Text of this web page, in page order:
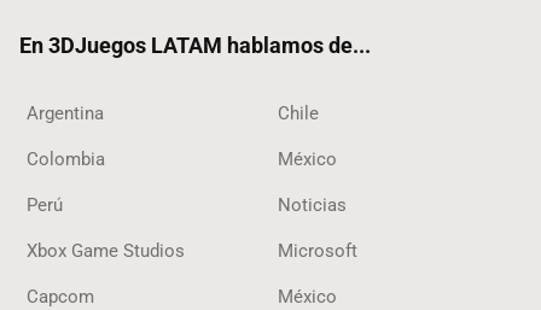
En 3DJuegos LATAM hablamos de...
Argentina Chile
Colombia México
Perú Noticias
Xbox Game Studios Microsoft
Capcom México